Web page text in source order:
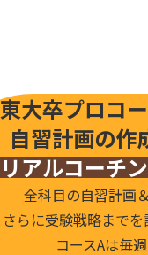
東大卒プロコ
自習計画の作
リアルコーチ
全科目の自習計画
さらに受験戦略まで
コースAは毎